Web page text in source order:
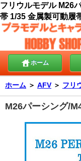
フリウルモデル M26
帯 1/35 金属製可動履
ホーム
ホーム ＞ AFV ＞ フリ
M26パーシング/